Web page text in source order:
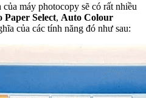
máy photocopy sẽ có rất nhiều
Paper Select, Auto Colour
của các tính năng đó như sau: